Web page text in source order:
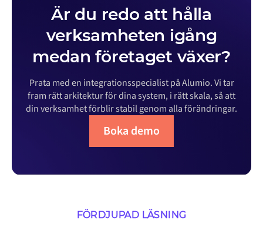
Är du redo att hålla
verksamheten igång
medan företaget växer?
Prata med en integrationsspecialist på Alumio. Vi tar
fram rätt arkitektur för dina system, i rätt skala, så att
din verksamhet förblir stabil genom alla förändringar.
Boka demo
FÖRDJUPAD LÄSNING